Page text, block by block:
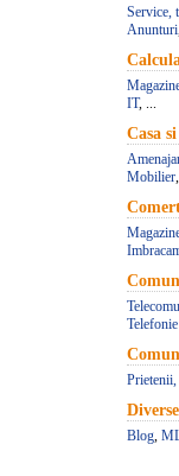
Service,
Anunturi
IT, ...
Casa
Mobilier
Diverse
Blog,